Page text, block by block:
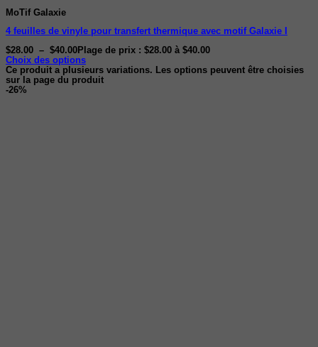
MoTif Galaxie
4 feuilles de vinyle pour transfert thermique avec motif Galaxie I
$28.00 – $40.00 Plage de prix : $28.00 à $40.00
Choix des options
Ce produit a plusieurs variations. Les options peuvent être choisies
sur la page du produit
-26%